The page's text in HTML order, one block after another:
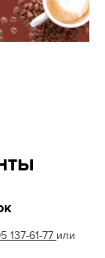
137-61-77 или